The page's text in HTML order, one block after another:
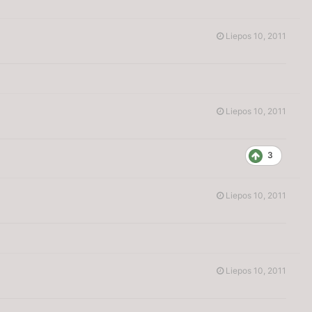
Liepos 10, 2011
Liepos 10, 2011
3
Liepos 10, 2011
Liepos 10, 2011